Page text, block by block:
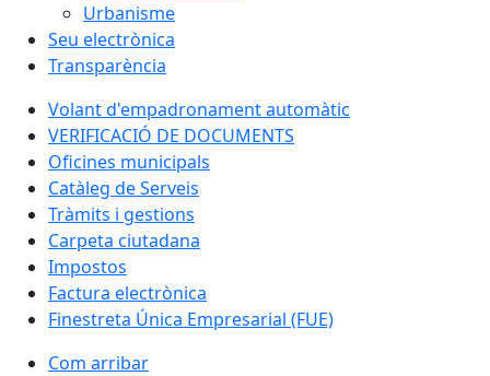
Urbanisme
Seu electrònica
Transparència
Volant d'empadronament automàtic
VERIFICACIÓ DE DOCUMENTS
Oficines municipals
Catàleg de Serveis
Tràmits i gestions
Carpeta ciutadana
Impostos
Factura electrònica
Finestreta Única Empresarial (FUE)
Com arribar